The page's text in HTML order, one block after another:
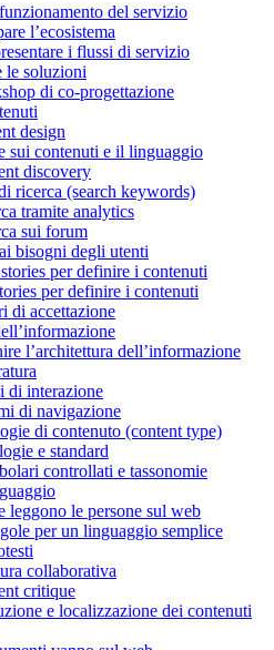
del servizio
l’ecosistema
i flussi di servizio
le soluzioni
di co-progettazione
design
sui contenuti e il linguaggio
discovery
ricerca (search keywords)
tramite analytics
sui forum
bisogni degli utenti
per definire i contenuti
per definire i contenuti
di accettazione
l’architettura dell’informazione
di interazione
di navigazione
di contenuto (content type)
e standard
controllati e tassonomie
leggono le persone sul web
per un linguaggio semplice
collaborativa
critique
e localizzazione dei contenuti